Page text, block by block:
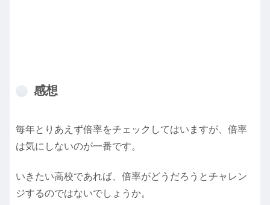
感想
毎年とりあえず倍率をチェックしてはいますが、倍率
は気にしないのが一番です。
いきたい高校であれば、倍率がどうだろうとチャレン
ジするのではないでしょうか。